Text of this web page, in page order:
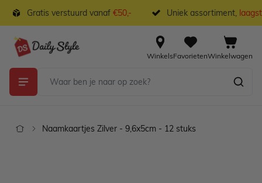
Ga naar de inhoud
Gratis verstuurd vanaf€50,- Uniek assortiment,laagste
WinkelsFavorietenWinkelwagen
Naamkaartjes Zilver - 9,6x5cm - 12 stuks